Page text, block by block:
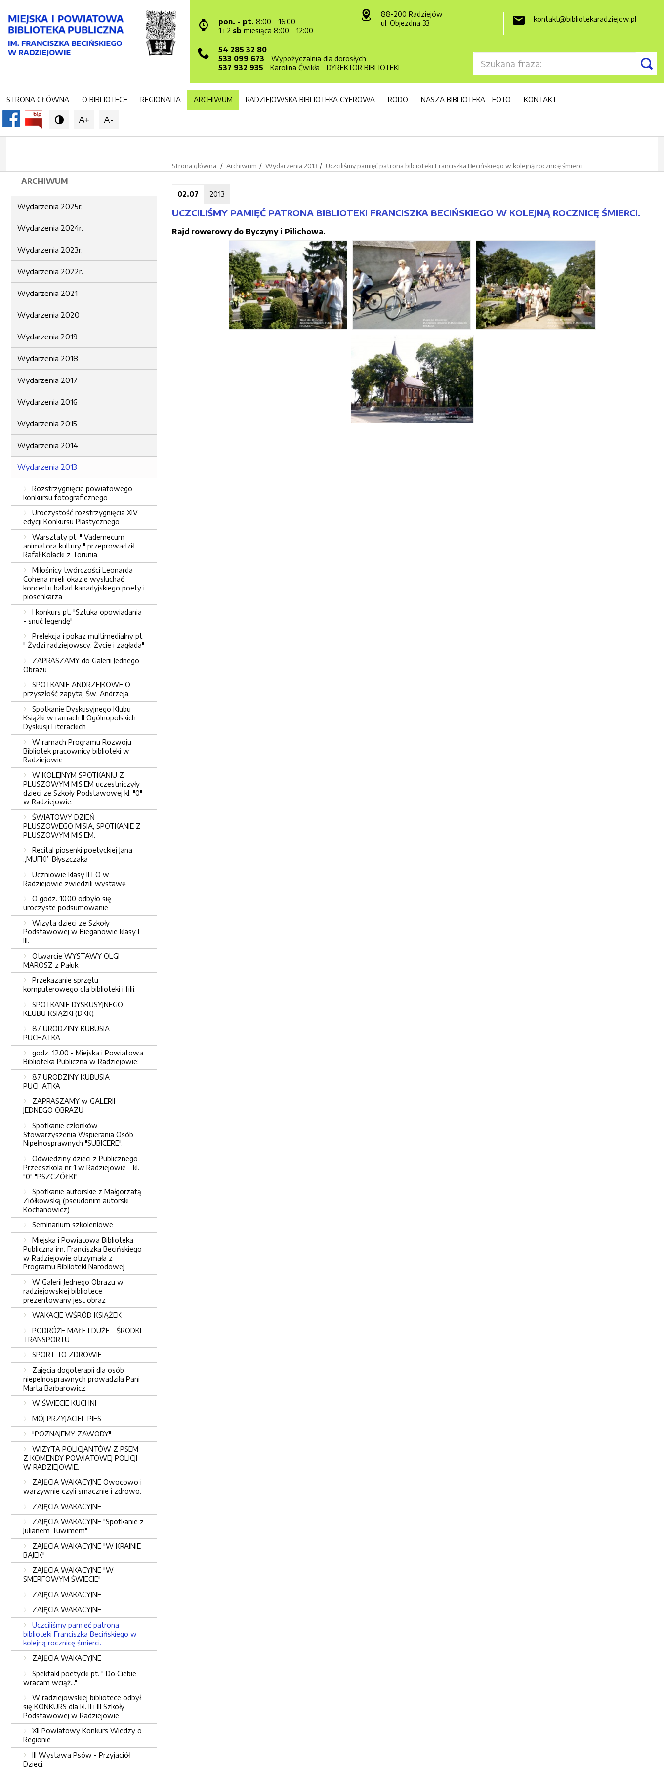
pon. - pt. 8:00 - 16:00
1 i 2 sb miesiąca 8:00 - 12:00
88-200 Radziejów
ul. Objezdna 33
kontakt@bibliotekaradziejow.pl
54 285 32 80
533 099 673 - Wypożyczalnia dla dorosłych
537 932 935 - Karolina Ćwikła - DYREKTOR BIBLIOTEKI 
STRONA GŁÓWNA O BIBLIOTECE REGIONALIA ARCHIWUM RADZIEJOWSKA BIBLIOTEKA CYFROWA RODO NASZA BIBLIOTEKA - FOTO KONTAKT
 A+ A-
ARCHIWUM
Wydarzenia 2025r.
Wydarzenia 2024r.
Wydarzenia 2023r.
Wydarzenia 2022r.
Wydarzenia 2021
Wydarzenia 2020
Wydarzenia 2019
Wydarzenia 2018
Wydarzenia 2017
Wydarzenia 2016
Wydarzenia 2015
Wydarzenia 2014
Wydarzenia 2013
Rozstrzygnięcie powiatowego
konkursu fotograficznego
Uroczystość rozstrzygnięcia XIV
edycji Konkursu Plastycznego
Warsztaty pt. " Vademecum
animatora kultury " przeprowadził
Rafał Kołacki z Torunia.
Miłośnicy twórczości Leonarda
Cohena mieli okazję wysłuchać
koncertu ballad kanadyjskiego poety i
piosenkarza
I konkurs pt. "Sztuka opowiadania
- snuć legendę"
Prelekcja i pokaz multimedialny pt.
" Żydzi radziejowscy. Życie i zagłada"
ZAPRASZAMY do Galerii Jednego
Obrazu
SPOTKANIE ANDRZEJKOWE O
przyszłość zapytaj Św. Andrzeja.
Spotkanie Dyskusyjnego Klubu
Książki w ramach II Ogólnopolskich
Dyskusji Literackich
W ramach Programu Rozwoju
Bibliotek pracownicy biblioteki w
Radziejowie
W KOLEJNYM SPOTKANIU Z
PLUSZOWYM MISIEM uczestniczyły
dzieci ze Szkoły Podstawowej kl. "0"
w Radziejowie.
ŚWIATOWY DZIEŃ
PLUSZOWEGO MISIA, SPOTKANIE Z
PLUSZOWYM MISIEM.
Recital piosenki poetyckiej Jana
„MUFKI” Błyszczaka
Uczniowie klasy II LO w
Radziejowie zwiedzili wystawę
O godz. 10.00 odbyło się
uroczyste podsumowanie
Wizyta dzieci ze Szkoły
Podstawowej w Bieganowie klasy I -
III.
Otwarcie WYSTAWY OLGI
MAROSZ z Pałuk
Przekazanie sprzętu
komputerowego dla biblioteki i filii.
SPOTKANIE DYSKUSYJNEGO
KLUBU KSIĄŻKI (DKK).
87 URODZINY KUBUSIA
PUCHATKA
godz. 12.00 - Miejska i Powiatowa
Biblioteka Publiczna w Radziejowie:
87 URODZINY KUBUSIA
PUCHATKA
ZAPRASZAMY w GALERII
JEDNEGO OBRAZU
Spotkanie członków
Stowarzyszenia Wspierania Osób
Nipełnosprawnych "SUBICERE".
Odwiedziny dzieci z Publicznego
Przedszkola nr 1 w Radziejowie - kl.
"0" "PSZCZÓŁKI"
Spotkanie autorskie z Małgorzatą
Ziółkowską (pseudonim autorski
Kochanowicz)
Seminarium szkoleniowe
Miejska i Powiatowa Biblioteka
Publiczna im. Franciszka Becińskiego
w Radziejowie otrzymała z
Programu Biblioteki Narodowej
W Galerii Jednego Obrazu w
radziejowskiej bibliotece
prezentowany jest obraz
WAKACJE WŚRÓD KSIĄŻEK
PODRÓŻE MAŁE I DUŻE - ŚRODKI
TRANSPORTU
SPORT TO ZDROWIE
Zajęcia dogoterapii dla osób
niepełnosprawnych prowadziła Pani
Marta Barbarowicz.
W ŚWIECIE KUCHNI
MÓJ PRZYJACIEL PIES
"POZNAJEMY ZAWODY"
WIZYTA POLICJANTÓW Z PSEM
Z KOMENDY POWIATOWEJ POLICJI
W RADZIEJOWIE.
ZAJĘCIA WAKACYJNE Owocowo i
warzywnie czyli smacznie i zdrowo.
ZAJĘCIA WAKACYJNE
ZAJĘCIA WAKACYJNE "Spotkanie z
Julianem Tuwimem"
ZAJĘCIA WAKACYJNE "W KRAINIE
BAJEK"
ZAJĘCIA WAKACYJNE "W
SMERFOWYM ŚWIECIE"
ZAJĘCIA WAKACYJNE
ZAJĘCIA WAKACYJNE
Uczciliśmy pamięć patrona
biblioteki Franciszka Becińskiego w
kolejną rocznicę śmierci.
ZAJĘCIA WAKACYJNE
Spektakl poetycki pt. " Do Ciebie
wracam wciąż..."
W radziejowskiej bibliotece odbył
się KONKURS dla kl. II i III Szkoły
Podstawowej w Radziejowie
XII Powiatowy Konkurs Wiedzy o
Regionie
III Wystawa Psów - Przyjaciół
Dzieci.
Strona główna Archiwum Wydarzenia 2013 Uczciliśmy pamięć patrona biblioteki Franciszka Becińskiego w kolejną rocznicę śmierci.
02.07 2013
UCZCILIŚMY PAMIĘĆ PATRONA BIBLIOTEKI FRANCISZKA BECIŃSKIEGO W KOLEJNĄ ROCZNICĘ ŚMIERCI.
Rajd rowerowy do Byczyny i Pilichowa.